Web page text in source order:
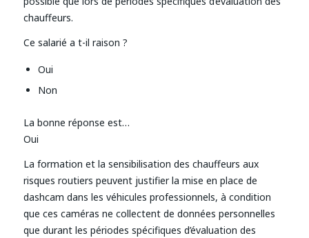
chauffeurs.
Ce salarié a t-il raison ?
Oui
Non
La bonne réponse est…
Oui
La formation et la sensibilisation des chauffeurs aux
risques routiers peuvent justifier la mise en place de
dashcam dans les véhicules professionnels, à condition
que ces caméras ne collectent de données personnelles
que durant les périodes spécifiques d’évaluation des